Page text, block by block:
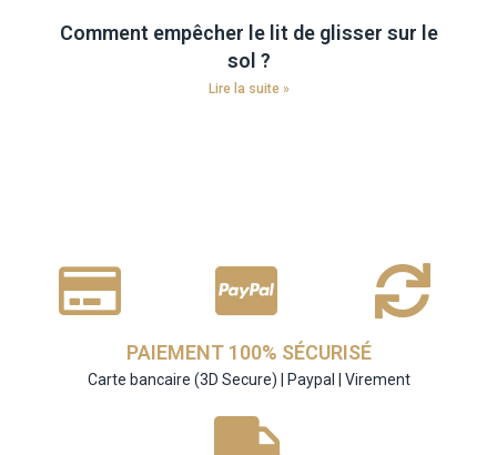
Comment empêcher le lit de glisser sur le
sol ?
Lire la suite »
PAIEMENT 100% SÉCURISÉ
Carte bancaire (3D Secure) | Paypal | Virement